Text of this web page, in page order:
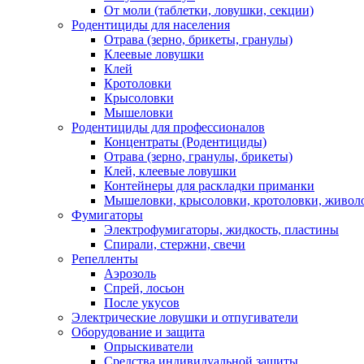
От моли (таблетки, ловушки, секции)
Родентициды для населения
Отрава (зерно, брикеты, гранулы)
Клеевые ловушки
Клей
Кротоловки
Крысоловки
Мышеловки
Родентициды для профессионалов
Концентраты (Родентициды)
Отрава (зерно, гранулы, брикеты)
Клей, клеевые ловушки
Контейнеры для раскладки приманки
Мышеловки, крысоловки, кротоловки,
Фумигаторы
Электрофумигаторы, жидкость, пластины
Спирали, стержни, свечи
Репелленты
Аэрозоль
Спрей, лосьон
После укусов
Электрические ловушки и отпугиватели
Оборудование и защита
Опрыскиватели
Средства индивидуальной защиты